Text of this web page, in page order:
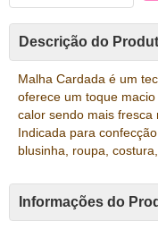
Descrição do
Malha Cardada é um
oferece um toque
calor sendo mais fresca
Indicada para
blusinha, roupa,
Informações do